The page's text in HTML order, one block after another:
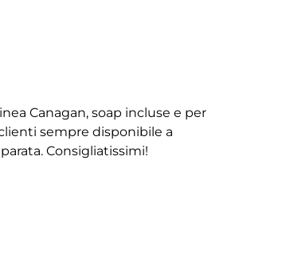
Canagan, soap incluse e per
sempre disponibile a
Consigliatissimi!